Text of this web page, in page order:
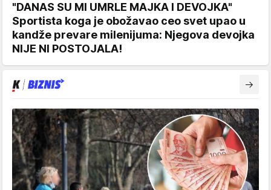
"DANAS SU MI UMRLE MAJKA I DEVOJKA"
Sportista koga je obožavao ceo svet upao u
kandže prevare milenijuma: Njegova devojka
NIJE NI POSTOJALA!